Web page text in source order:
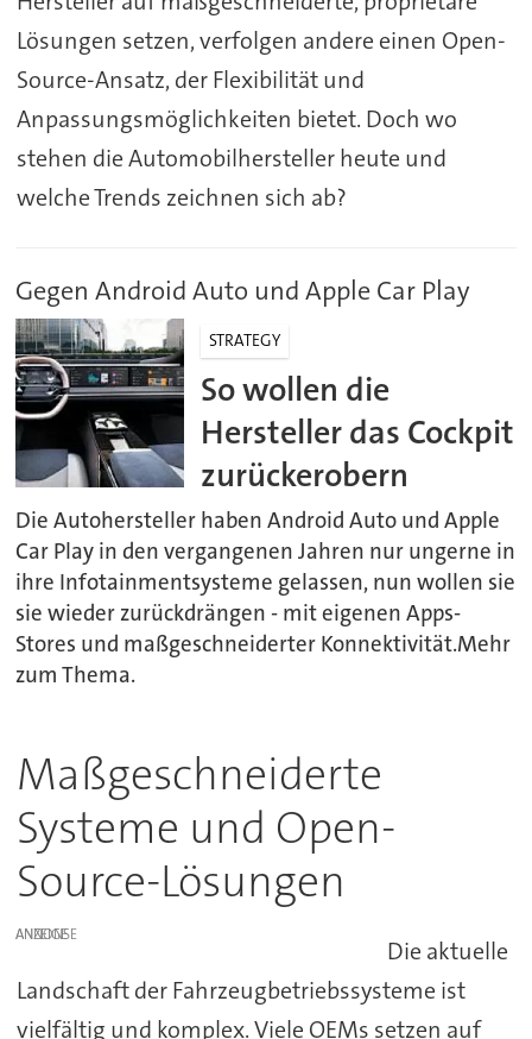
Lösungen setzen, verfolgen andere einen Open-
Source-Ansatz, der Flexibilität und
Anpassungsmöglichkeiten bietet. Doch wo
stehen die Automobilhersteller heute und
welche Trends zeichnen sich ab?
Gegen Android Auto und Apple Car Play
STRATEGY
So wollen die
Hersteller das Cockpit
zurückerobern
Die Autohersteller haben Android Auto und Apple
Car Play in den vergangenen Jahren nur ungerne in
ihre Infotainmentsysteme gelassen, nun wollen sie
sie wieder zurückdrängen - mit eigenen Apps-
Stores und maßgeschneiderter Konnektivität.Mehr
zum Thema.
Maßgeschneiderte
Systeme und Open-
Source-Lösungen
ANZEIGE
Die aktuelle
Landschaft der Fahrzeugbetriebssysteme ist
vielfältig und komplex. Viele OEMs setzen auf